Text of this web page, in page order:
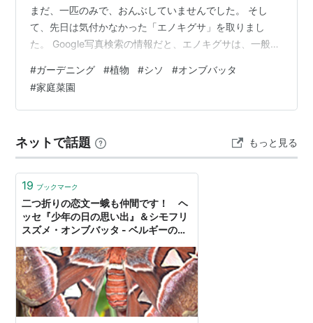
まだ、一匹のみで、おんぶしていませんでした。 そし
て、先日は気付かなかった「エノキグサ」を取りまし
た。 Google写真検索の情報だと、エノキグサは、一般的
ったので、元気に育ちそうです。 もう一月ほど経ってい
るので、ハイポネックスの液肥もあげました。
#ガーデニング #植物 #シソ #オンブバッタ
#家庭菜園
ネットで話題 もっと見る
19 ブックマーク
二つ折りの恋文ー蛾も仲間です！ ヘ
ッセ『少年の日の思い出』＆シモフリ
スズメ・オンブバッタ - ベルギーの密